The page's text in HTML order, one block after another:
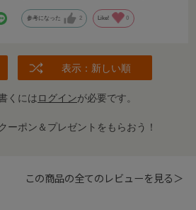
参考になった 2 Like! 0
表示：新しい順
くにはログインが必要です。
ーポン＆プレゼントをもらおう！
この商品の全てのレビューを見る＞